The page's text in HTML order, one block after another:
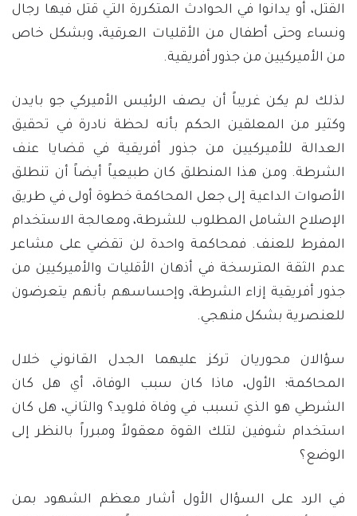
القتل، أو يدانوا في الحوادث المتكررة التي قتل فيها رجال
ونساء وحتى أطفال من الأقليات العرقية، وبشكل خاص
من الأميركيين من جذور أفريقية.
لذلك لم يكن غريباً أن يصف الرئيس الأميركي جو بايدن
وكثير من المعلقين الحكم بأنه لحظة نادرة في تحقيق
العدالة للأميركيين من جذور أفريقية في قضايا عنف
الشرطة. ومن هذا المنطلق كان طبيعياً أيضاً أن تنطلق
الأصوات الداعية إلى جعل المحاكمة خطوة أولى في طريق
الإصلاح الشامل المطلوب للشرطة، ومعالجة الاستخدام
المفرط للعنف. فمحاكمة واحدة لن تقضي على مشاعر
عدم الثقة المترسخة في أذهان الأقليات والأميركيين من
جذور أفريقية إزاء الشرطة، وإحساسهم بأنهم يتعرضون
للعنصرية بشكل منهجي.
سؤالان محوريان تركز عليهما الجدل القانوني خلال
المحاكمة؛ الأول، ماذا كان سبب الوفاة، أي هل كان
الشرطي هو الذي تسبب في وفاة فلويد؟ والثاني، هل كان
استخدام شوفين لتلك القوة معقولاً ومبرراً بالنظر إلى
الوضع؟
في الرد على السؤال الأول أشار معظم الشهود بمن